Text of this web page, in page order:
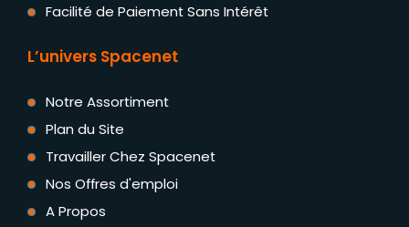
Facilité de Paiement Sans Intérêt
L’univers Spacenet
Notre Assortiment
Plan du Site
Travailler Chez Spacenet
Nos Offres d'emploi
A Propos